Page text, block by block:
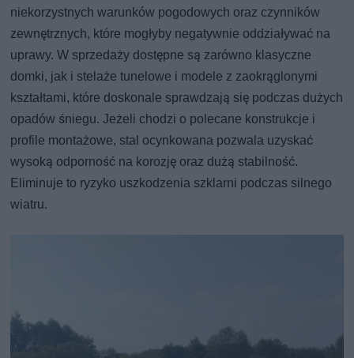
niekorzystnych warunków pogodowych oraz czynników
zewnętrznych, które mogłyby negatywnie oddziaływać na
uprawy. W sprzedaży dostępne są zarówno klasyczne
domki, jak i stelaże tunelowe i modele z zaokrąglonymi
kształtami, które doskonale sprawdzają się podczas dużych
opadów śniegu. Jeżeli chodzi o polecane konstrukcje i
profile montażowe, stal ocynkowana pozwala uzyskać
wysoką odporność na korozję oraz dużą stabilność.
Eliminuje to ryzyko uszkodzenia szklarni podczas silnego
wiatru.